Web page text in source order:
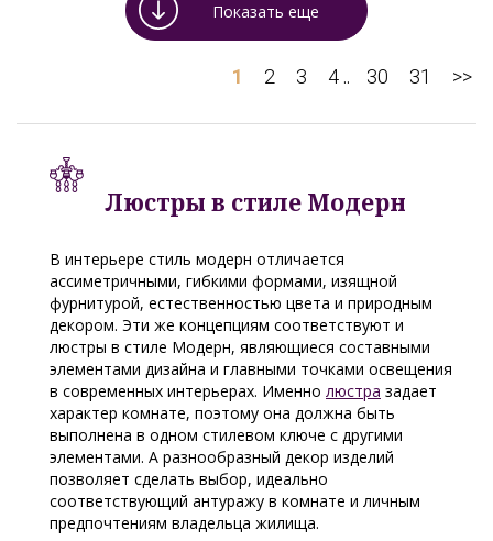
Показать еще
1 2 3 4 .. 30 31 >>
Люстры в стиле Модерн
В интерьере стиль модерн отличается
ассиметричными, гибкими формами, изящной
фурнитурой, естественностью цвета и природным
декором. Эти же концепциям соответствуют и
люстры в стиле Модерн, являющиеся составными
элементами дизайна и главными точками освещения
в современных интерьерах. Именно люстра задает
характер комнате, поэтому она должна быть
выполнена в одном стилевом ключе с другими
элементами. А разнообразный декор изделий
позволяет сделать выбор, идеально
соответствующий антуражу в комнате и личным
предпочтениям владельца жилища.